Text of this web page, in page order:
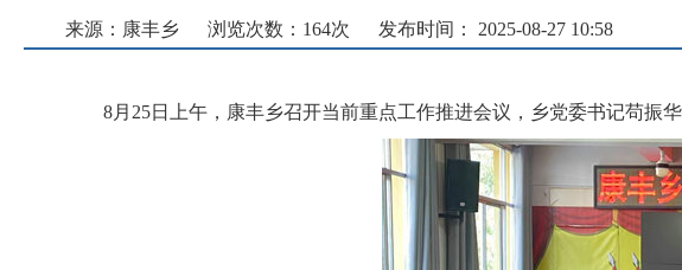
来源：康丰乡 浏览次数： 164次 发布时间： 2025-08-27 10:58
8月25日上午，康丰乡召开当前重点工作推进会议，乡党委书记苟振